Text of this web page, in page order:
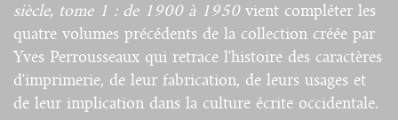
siècle, tome 1 : de 1900 à 1950vient compléter les
quatre volumes précédents de la collection créée par
Yves Perrousseaux qui retrace l'histoire des caractères
d'imprimerie, de leur fabrication, de leurs usages et
de leur implication dans la culture écrite occidentale.